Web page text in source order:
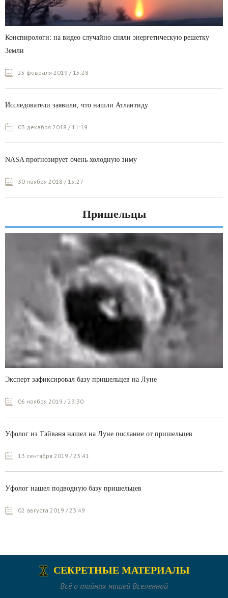
Конспирологи: на видео случайно сняли энергетическую решетку
Земли
25 февраля 2019 / 15:28
Исследователи заявили, что нашли Атлантиду
03 декабря 2018 / 11:19
NASA прогнозирует очень холодную зиму
30 ноября 2018 / 15:27
Пришельцы
Эксперт зафиксировал базу пришельцев на Луне
06 ноября 2019 / 23:30
Уфолог из Тайваня нашел на Луне послание от пришельцев
13 сентября 2019 / 23:41
Уфолог нашел подводную базу пришельцев
02 августа 2019 / 23:49
СЕКРЕТНЫЕ МАТЕРИАЛЫ
Всё о тайнах нашей Вселенной